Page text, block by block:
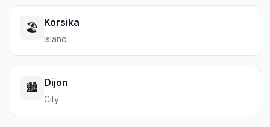
🏖️ Korsika
Island
🏙️ Dijon
City